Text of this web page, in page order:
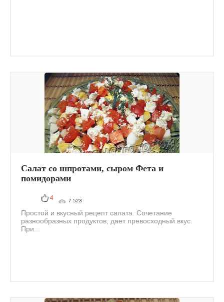
Салат со шпротами, сыром Фета и
помидорами
4 7 523
Простой и вкусный рецепт салата. Сочетание
разнообразных продуктов, дает превосходный вкус.
При...